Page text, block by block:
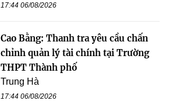
17:44 06/08/2026
Cao Bằng: Thanh tra yêu cầu chấn
chỉnh quản lý tài chính tại Trường
THPT Thành phố
Trung Hà
17:44 06/08/2026